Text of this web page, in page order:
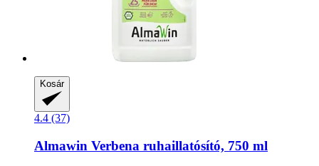
Kosár
4.4 (37)
Almawin Verbena ruhaillatósító, 750 ml